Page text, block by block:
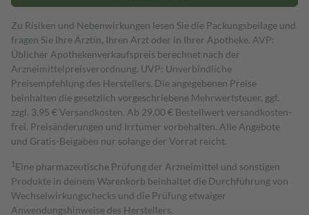
Zu Risiken und Nebenwirkungen lesen Sie die Packungsbeilage und
fragen Sie Ihre Ärztin, Ihren Arzt oder in Ihrer Apotheke. AVP:
Üblicher Apothekenverkaufspreis berechnet nach der
Arzneimittelpreisverordnung. UVP: Unverbindliche
Preisempfehlung des Herstellers. Die angegebenen Preise
beinhalten die gesetzlich vorgeschriebene Mehrwertsteuer, ggf.
zzgl. 3,95 € Versandkosten. Ab 29,00 € Bestell­wert versand­kosten­
frei. Preisänderungen und Irrtümer vorbehalten. Alle Angebote
und Gratis-Beigaben nur solange der Vorrat reicht.
1 Eine pharmazeutische Prüfung der Arzneimittel und sonstigen
Produkte in deinem Warenkorb beinhaltet die Durchführung von
Wechselwirkungschecks und die Prüfung etwaiger
Anwendungshinweise des Herstellers.